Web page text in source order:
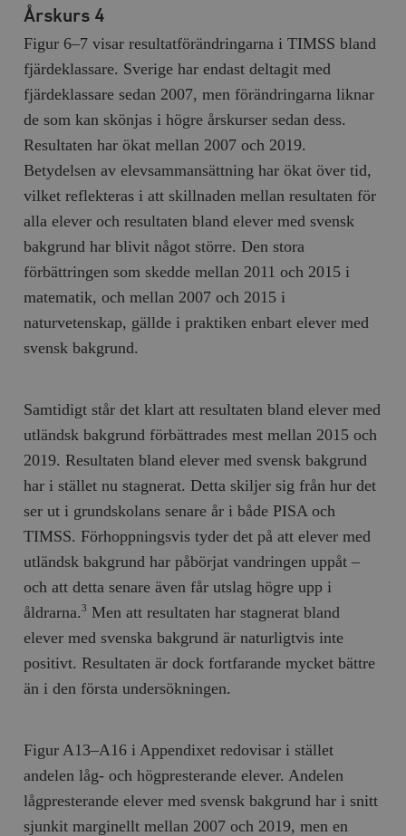
Årskurs 4
Figur 6–7 visar resultatförändringarna i TIMSS bland
fjärdeklassare. Sverige har endast deltagit med
fjärdeklassare sedan 2007, men förändringarna liknar
de som kan skönjas i högre årskurser sedan dess.
Resultaten har ökat mellan 2007 och 2019.
Betydelsen av elevsammansättning har ökat över tid,
vilket reflekteras i att skillnaden mellan resultaten för
alla elever och resultaten bland elever med svensk
bakgrund har blivit något större. Den stora
förbättringen som skedde mellan 2011 och 2015 i
matematik, och mellan 2007 och 2015 i
naturvetenskap, gällde i praktiken enbart elever med
svensk bakgrund.
Samtidigt står det klart att resultaten bland elever med
utländsk bakgrund förbättrades mest mellan 2015 och
2019. Resultaten bland elever med svensk bakgrund
har i stället nu stagnerat. Detta skiljer sig från hur det
ser ut i grundskolans senare år i både PISA och
TIMSS. Förhoppningsvis tyder det på att elever med
utländsk bakgrund har påbörjat vandringen uppåt –
och att detta senare även får utslag högre upp i
åldrarna.3 Men att resultaten har stagnerat bland
elever med svenska bakgrund är naturligtvis inte
positivt. Resultaten är dock fortfarande mycket bättre
än i den första undersökningen.
Figur A13–A16 i Appendixet redovisar i stället
andelen låg- och högpresterande elever. Andelen
lågpresterande elever med svensk bakgrund har i snitt
sjunkit marginellt mellan 2007 och 2019, men en